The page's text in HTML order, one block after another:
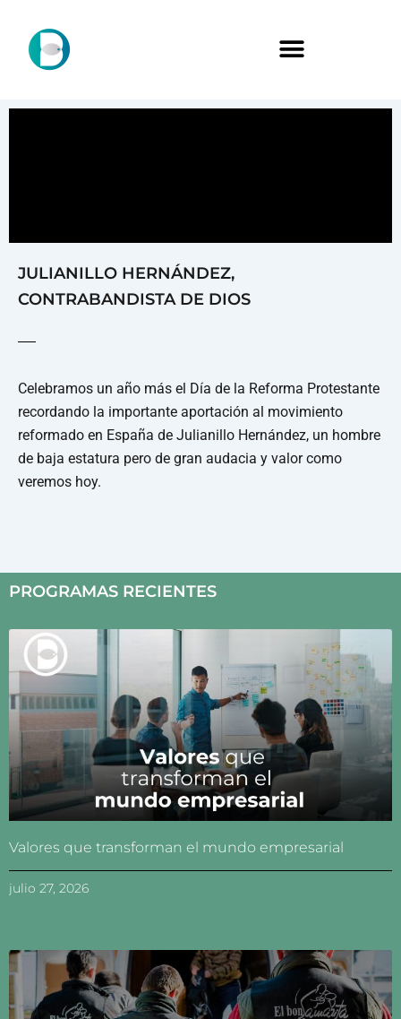
JULIANILLO HERNÁNDEZ,
CONTRABANDISTA DE DIOS
Celebramos un año más el Día de la Reforma Protestante
recordando la importante aportación al movimiento
reformado en España de Julianillo Hernández, un hombre
de baja estatura pero de gran audacia y valor como
veremos hoy.
PROGRAMAS RECIENTES
Valores que transforman el mundo empresarial
julio 27, 2026